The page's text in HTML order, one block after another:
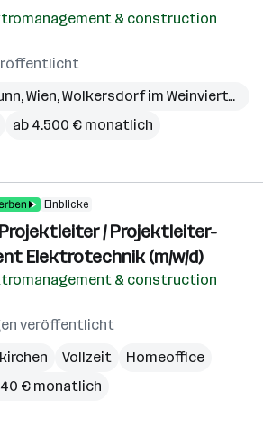
& construction
,Wien,Wolkersdorf im Weinviertel
ab 4.500 € monatlich
Einblicke
/ Projektleiter-
Elektrotechnik (m/w/d)
& construction
veröffentlicht
Vollzeit
Homeoffice
€ monatlich